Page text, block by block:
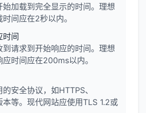
始加载到完全显示的时间。理想
间应在2秒以内。
时间
到请求到开始响应的时间。理想
时间应在200ms以内。
安全协议，如HTTPS、
本等。现代网站应使用TLS 1.2或